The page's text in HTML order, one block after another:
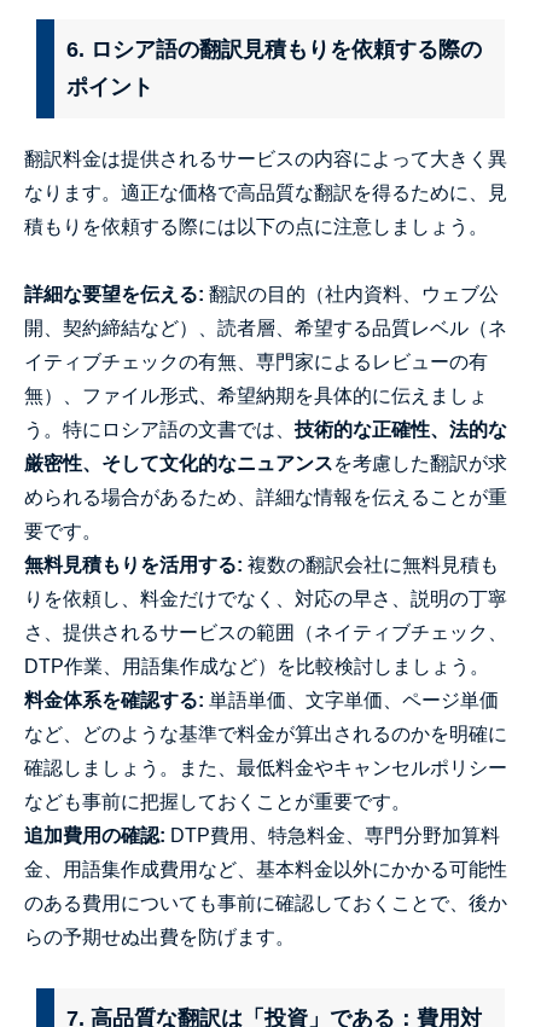
6. ロシア語の翻訳見積もりを依頼する際の
ポイント
翻訳料金は提供されるサービスの内容によって大きく異
なります。適正な価格で高品質な翻訳を得るために、見
積もりを依頼する際には以下の点に注意しましょう。
詳細な要望を伝える: 翻訳の目的（社内資料、ウェブ公
開、契約締結など）、読者層、希望する品質レベル（ネ
イティブチェックの有無、専門家によるレビューの有
無）、ファイル形式、希望納期を具体的に伝えましょ
う。特にロシア語の文書では、 技術的な正確性、法的な
厳密性、そして文化的なニュアンスを考慮した翻訳が求
められる場合があるため、詳細な情報を伝えることが重
要です。
無料見積もりを活用する: 複数の翻訳会社に無料見積も
りを依頼し、料金だけでなく、対応の早さ、説明の丁寧
さ、提供されるサービスの範囲（ネイティブチェック、
DTP作業、用語集作成など）を比較検討しましょう。
料金体系を確認する: 単語単価、文字単価、ページ単価
など、どのような基準で料金が算出されるのかを明確に
確認しましょう。また、最低料金やキャンセルポリシー
なども事前に把握しておくことが重要です。
追加費用の確認: DTP費用、特急料金、専門分野加算料
金、用語集作成費用など、基本料金以外にかかる可能性
のある費用についても事前に確認しておくことで、後か
らの予期せぬ出費を防げます。
7. 高品質な翻訳は「投資」である：費用対